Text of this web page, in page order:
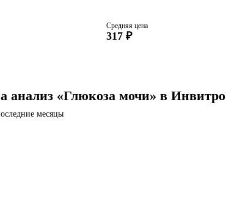
Средняя цена
317 ₽
анализ «Глюкоза мочи» в Инвитро
месяцы